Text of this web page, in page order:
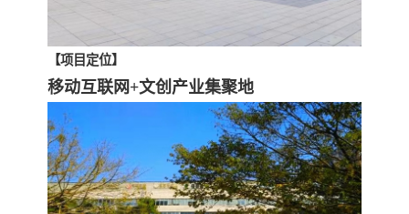
【项目定位】
移动互联网+文创产业集聚地